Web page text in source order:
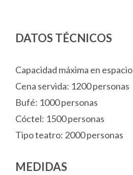
DATOS TÉCNICOS
Capacidad máxima en espacio
Cena servida: 1200 personas
Bufé: 1000 personas
Cóctel: 1500 personas
Tipo teatro: 2000 personas
MEDIDAS